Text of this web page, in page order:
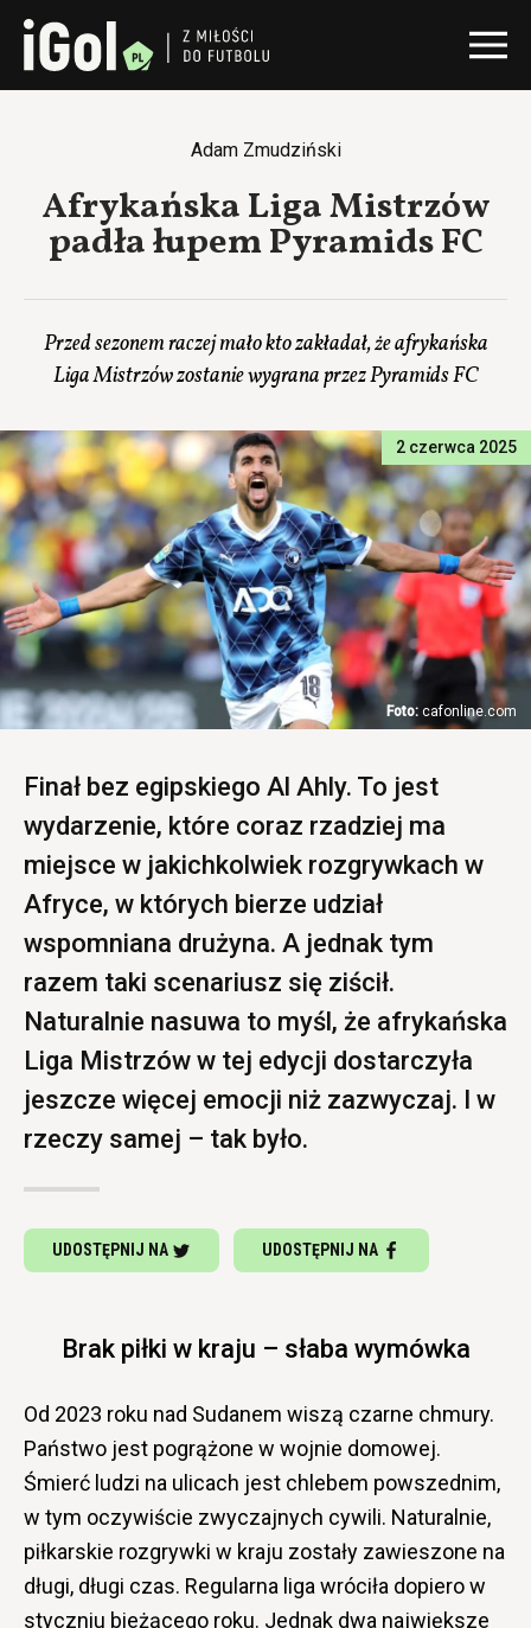
Adam Zmudziński
Afrykańska Liga Mistrzów
padła łupem Pyramids FC
Przed sezonem raczej mało kto zakładał, że afrykańska
Liga Mistrzów zostanie wygrana przez Pyramids FC
2 czerwca 2025
cafonline.com
Finał bez egipskiego Al Ahly. To jest
wydarzenie, które coraz rzadziej ma
miejsce w jakichkolwiek rozgrywkach w
Afryce, w których bierze udział
wspomniana drużyna. A jednak tym
razem taki scenariusz się ziścił.
Naturalnie nasuwa to myśl, że afrykańska
Liga Mistrzów w tej edycji dostarczyła
jeszcze więcej emocji niż zazwyczaj. I w
rzeczy samej – tak było.
UDOSTĘPNIJ NA UDOSTĘPNIJ NA
Brak piłki w kraju – słaba wymówka
Od 2023 roku nad Sudanem wiszą czarne chmury.
Państwo jest pogrążone w wojnie domowej.
Śmierć ludzi na ulicach jest chlebem powszednim,
w tym oczywiście zwyczajnych cywili. Naturalnie,
piłkarskie rozgrywki w kraju zostały zawieszone na
długi, długi czas. Regularna liga wróciła dopiero w
styczniu bieżącego roku. Jednak dwa największe